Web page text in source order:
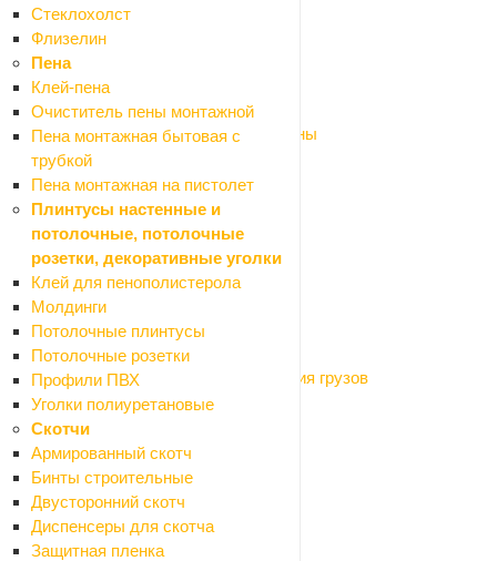
Стеклохолст
Флизелин
Пена
Клей-пена
Очиститель пены монтажной
Пена монтажная бытовая с
трубкой
Пена монтажная на пистолет
Плинтусы настенные и
потолочные, потолочные
розетки, декоративные уголки
Клей для пенополистерола
Молдинги
Потолочные плинтусы
Потолочные розетки
Профили ПВХ
Уголки полиуретановые
Скотчи
Армированный скотч
Бинты строительные
Двусторонний скотч
Диспенсеры для скотча
Защитная пленка
Пылесосы строительные
Рубанки эл.
Сварочные аппараты
Фены технические (строительные)
Фрезеры
Шлифмашины и полировальные машины
Штроборезы
Шуруповерты
Станки
Оборудование для мастерской
Назад
Оборудование для мастерской
Автомобильные аксессуары
Верстаки, подставки, распоры
Магнитные крепления
Оборудование для подъёма и крепления грузов
Системы хранения
Тачки и тележки
Лестницы
Паяльное оборудование
Инструмент ручной
Назад
Инструмент ручной